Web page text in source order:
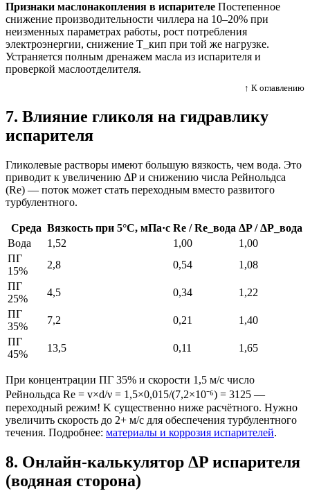
Признаки маслонакопления в испарителе Постепенное
снижение производительности чиллера на 10–20% при
неизменных параметрах работы, рост потребления
электроэнергии, снижение T_кип при той же нагрузке.
Устраняется полным дренажем масла из испарителя и
проверкой маслоотделителя.
↑ К оглавлению
7. Влияние гликоля на гидравлику
испарителя
Гликолевые растворы имеют большую вязкость, чем вода. Это
приводит к увеличению ΔP и снижению числа Рейнольдса
(Re) — поток может стать переходным вместо развитого
турбулентного.
Среда Вязкость при 5°C, мПа·с Re / Re_вода ΔP / ΔP_вода
Вода
1,52 1,00
1,00
ПГ
15%
2,8 0,54
1,08
ПГ
25%
4,5 0,34
1,22
ПГ
35%
7,2 0,21
1,40
ПГ
45%
13,5 0,11 1,65
При концентрации ПГ 35% и скорости 1,5 м/с число
Рейнольдса Re = v×d/ν = 1,5×0,015/(7,2×10⁻⁶) = 3125 —
переходный режим! K существенно ниже расчётного. Нужно
увеличить скорость до 2+ м/с для обеспечения турбулентного
течения. Подробнее: материалы и коррозия испарителей.
8. Онлайн-калькулятор ΔP испарителя
(водяная сторона)